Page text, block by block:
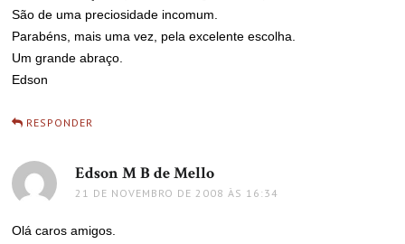
São de uma preciosidade incomum.
Parabéns, mais uma vez, pela excelente escolha.
Um grande abraço.
Edson
RESPONDER
Edson M B de Mello
21 DE NOVEMBRO DE 2008 ÀS 16:34
Olá caros amigos.